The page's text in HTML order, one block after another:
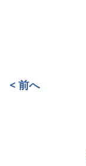
< 前へ